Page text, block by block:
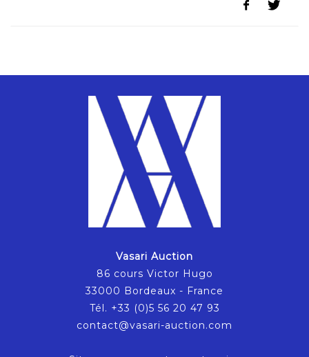
Vasari Auction
86 cours Victor Hugo
33000 Bordeaux - France
Tél. +33 (0)5 56 20 47 93
contact@vasari-auction.com